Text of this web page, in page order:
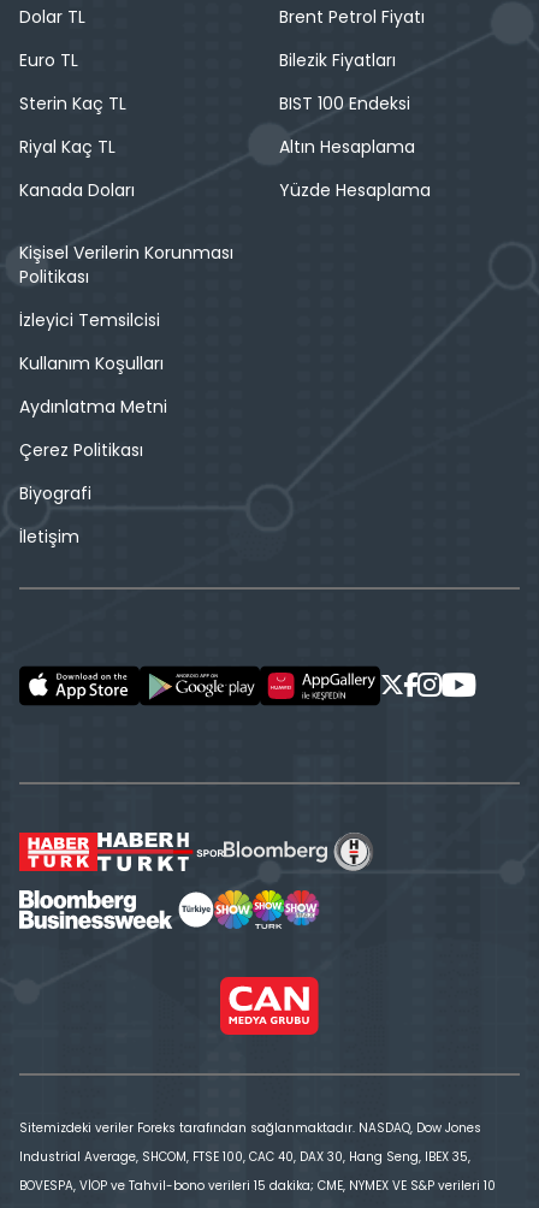
Dolar TL
Euro TL
Sterin Kaç TL
Riyal Kaç TL
Kanada Doları
Brent Petrol Fiyatı
Bilezik Fiyatları
BIST 100 Endeksi
Altın Hesaplama
Yüzde Hesaplama
Kişisel Verilerin Korunması
Politikası
İzleyici Temsilcisi
Kullanım Koşulları
Aydınlatma Metni
Çerez Politikası
Biyografi
İletişim
Sitemizdeki veriler Foreks tarafından sağlanmaktadır. NASDAQ, Dow Jones
Industrial Average, SHCOM, FTSE 100, CAC 40, DAX 30, Hang Seng, IBEX 35,
BOVESPA, VİOP ve Tahvil-bono verileri 15 dakika; CME, NYMEX VE S&P verileri 10